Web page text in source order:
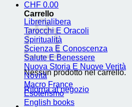
CHF 0.00
Carrello
Nessun prodotto nel carrello.
Ritorna al negozio
Librerialibera
Tarocchi E Oracoli
Spiritualità
Scienza E Conoscenza
Salute E Benessere
Nuova Storia E Nuove Verità
Novità
Macro France
Esoterismo
English books